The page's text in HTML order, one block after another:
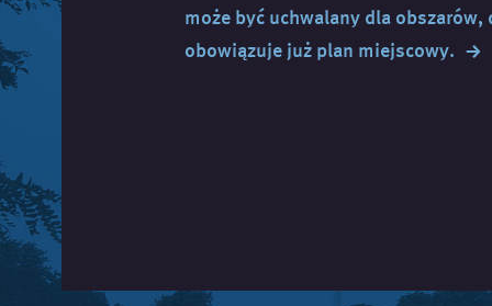
może być uchwalany dla obszarów,
obowiązuje już plan miejscowy. →